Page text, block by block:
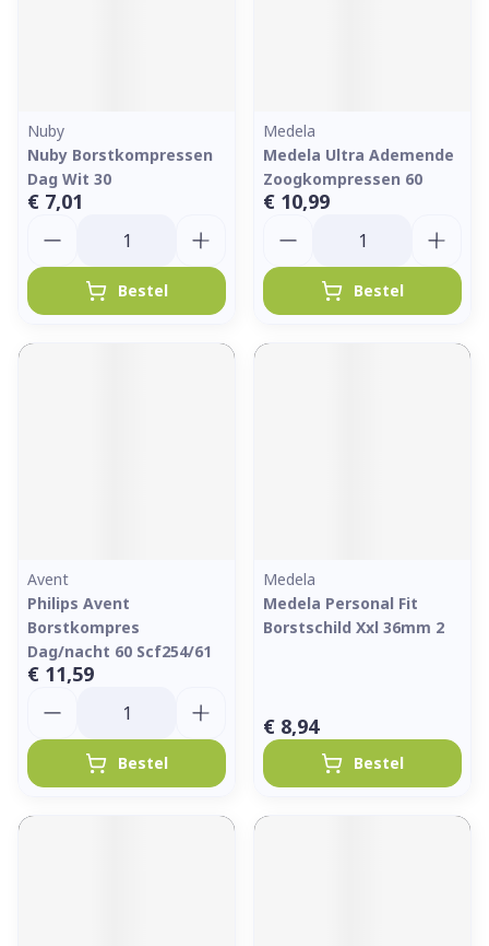
Nuby
Nuby Borstkompressen
Dag Wit 30
€ 7,01
Bestel
Medela
Medela Ultra Ademende
Zoogkompressen 60
€ 10,99
Bestel
Avent
Philips Avent
Borstkompres
Dag/nacht 60 Scf254/61
€ 11,59
Bestel
Medela
Medela Personal Fit
Borstschild Xxl 36mm 2
€ 8,94
Bestel